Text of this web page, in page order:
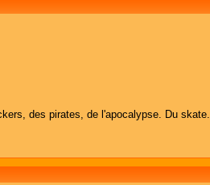
des pirates, de l'apocalypse. Du